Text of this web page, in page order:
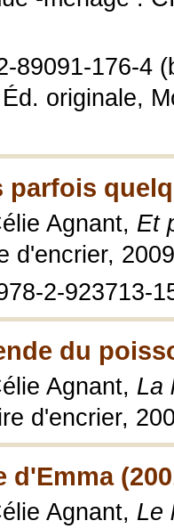
89091-176-4
originale,
parfois
Agnant, Et
d'encrier, 2009
2-923713-
du
Agnant, La
d'encrier,
d'Emma
Agnant, Le